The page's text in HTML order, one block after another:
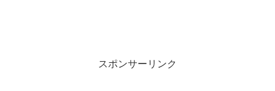
スポンサーリンク